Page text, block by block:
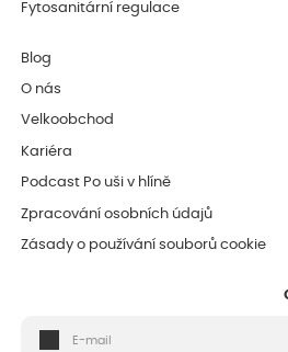
Fytosanitární regulace
Blog
O nás
Velkoobchod
Kariéra
Podcast Po uši v hlíně
Zpracování osobních údajů
Zásady o používání souborů cookie